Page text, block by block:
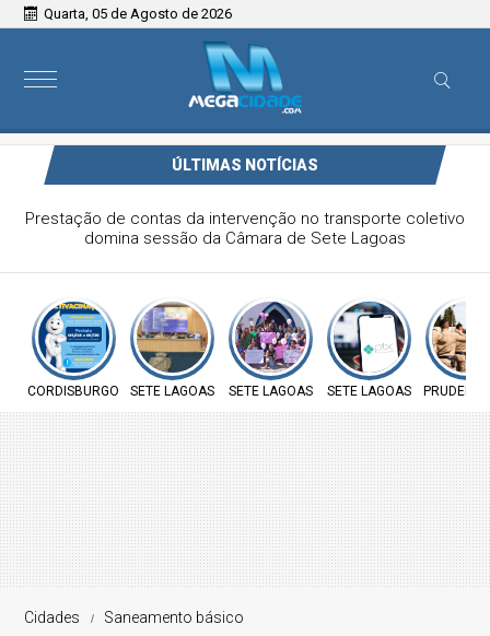
Quarta, 05 de Agosto de 2026
ÚLTIMAS NOTÍCIAS
Prefeitura de Cordisburgo inicia Campanha Nacional de
Multivacinação para crianças e adolescentes
CORDISBURGO SETE LAGOAS SETE LAGOAS SETE LAGOAS
Cidades Saneamento básico